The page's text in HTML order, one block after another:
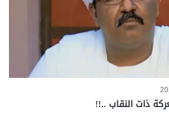
ذات النقاب ..!!